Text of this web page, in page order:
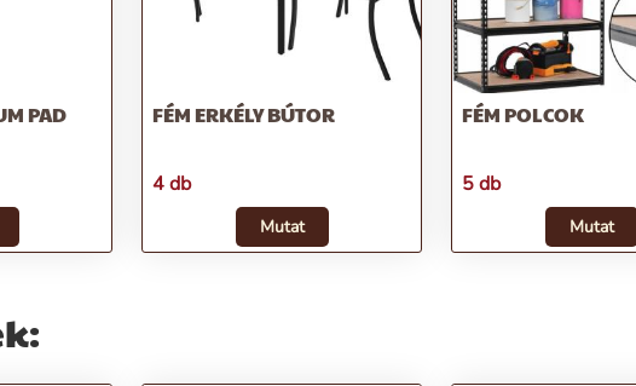
PAD FÉM ERKÉLY BÚTOR
4 db
Mutat
FÉM POLCOK
5 db
Mutat